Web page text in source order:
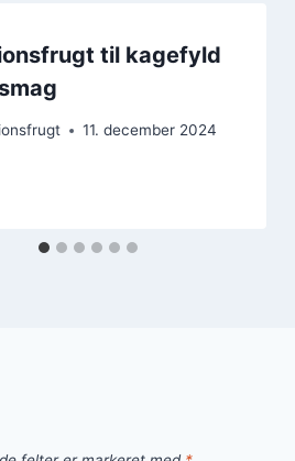
til kagefyld
11. december 2024